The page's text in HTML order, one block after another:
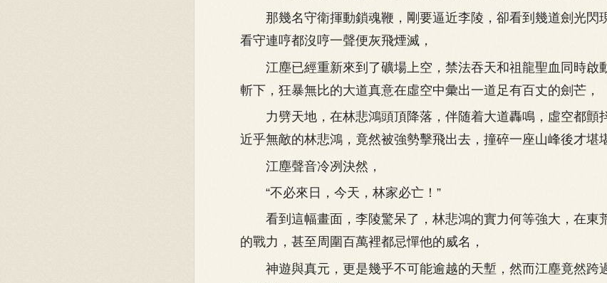
那幾名守衛揮動鎖魂鞭，剛要逼近李陵，卻看到幾道劍光閃
看守連哼都沒哼一聲便灰飛煙滅，
江塵已經重新來到了礦場上空，禁法吞天和祖龍聖血同時啟
斬下，狂暴無比的大道真意在虛空中彙出一道足有百丈的劍芒，
力劈天地，在林悲鴻頭頂降落，伴随着大道轟鳴，虛空都顫
近乎無敵的林悲鴻，竟然被強勢擊飛出去，撞碎一座山峰後才堪
江塵聲音冷冽決然，
“不必來日，今天，林家必亡！”
看到這幅畫面，李陵驚呆了，林悲鴻的實力何等強大，在東
的戰力，甚至周圍百萬裡都忌憚他的威名，
神遊與真元，更是幾乎不可能逾越的天塹，然而江塵竟然跨